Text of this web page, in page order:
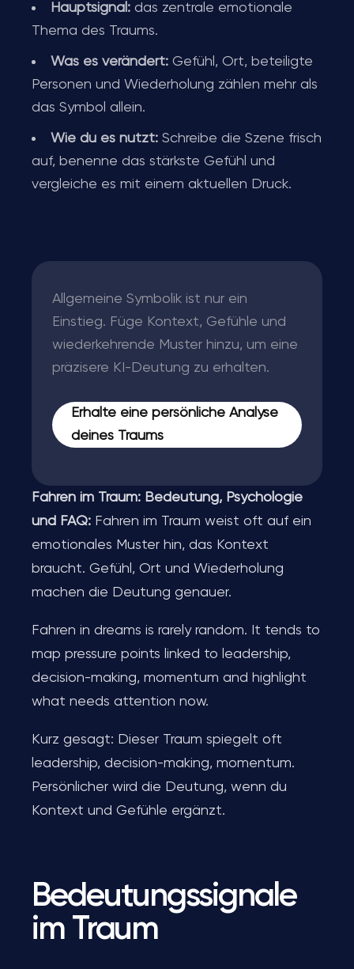
Hauptsignal: das zentrale emotionale
Thema des Traums.
Was es verändert: Gefühl, Ort, beteiligte
Personen und Wiederholung zählen mehr als
das Symbol allein.
Wie du es nutzt: Schreibe die Szene frisch
auf, benenne das stärkste Gefühl und
vergleiche es mit einem aktuellen Druck.
Allgemeine Symbolik ist nur ein
Einstieg. Füge Kontext, Gefühle und
wiederkehrende Muster hinzu, um eine
präzisere KI-Deutung zu erhalten.
Erhalte eine persönliche Analyse
deines Traums
Fahren im Traum: Bedeutung, Psychologie
und FAQ: Fahren im Traum weist oft auf ein
emotionales Muster hin, das Kontext
braucht. Gefühl, Ort und Wiederholung
machen die Deutung genauer.
Fahren in dreams is rarely random. It tends to
map pressure points linked to leadership,
decision-making, momentum and highlight
what needs attention now.
Kurz gesagt: Dieser Traum spiegelt oft
leadership, decision-making, momentum.
Persönlicher wird die Deutung, wenn du
Kontext und Gefühle ergänzt.
Bedeutungssignale
im Traum